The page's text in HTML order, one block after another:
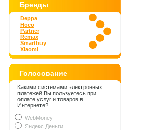
Бренды
Deppa
Hoco
Partner
Remax
Smartbuy
Xiaomi
Голосование
Какими системами электронных
платежей Вы пользуетесь при
оплате услуг и товаров в
Интернете?
WebMoney
Яндекс.Деньги